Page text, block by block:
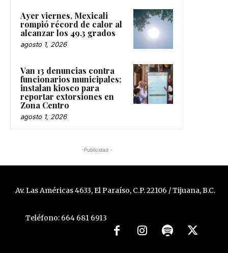
Ayer viernes, Mexicali
rompió récord de calor al
alcanzar los 49.3 grados
agosto 1, 2026
Van 13 denuncias contra
funcionarios municipales;
instalan kiosco para
reportar extorsiones en
Zona Centro
agosto 1, 2026
-Publicidad -
Av. Las Américas 4633, El Paraíso, C.P. 22106 / Tijuana, B.C.
Teléfono: 664 681 6913